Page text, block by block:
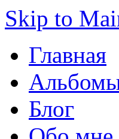
Skip to
Главная
Блог